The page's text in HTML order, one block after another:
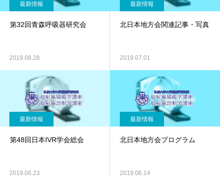
最新情報
第32回青森呼吸器研究会
2019.08.28
最新情報
北日本地方会関連記事・写真
2019.07.01
最新情報
第48回日本IVR学会総会
2019.06.23
最新情報
北日本地方会プログラム
2019.06.14